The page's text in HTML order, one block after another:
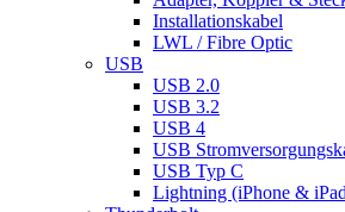
Installationskabel
LWL / Fibre Optic
USB
USB 2.0
USB 3.2
USB 4
USB
USB Typ C
Lightning (iPhone &